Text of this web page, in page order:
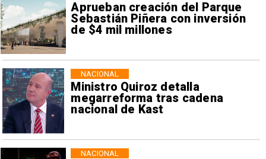
Aprueban creación del Parque
Sebastián Piñera con inversión
de $4 mil millones
Ministro Quiroz detalla
megarreforma tras cadena
nacional de Kast
NACIONAL
NACIONAL